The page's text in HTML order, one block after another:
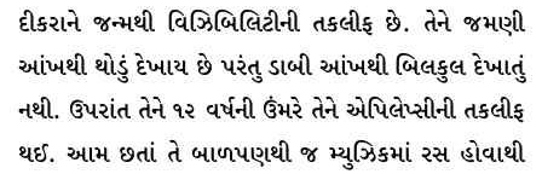
દીકરાને જન્મથી વિઝિબિલિટીની તકલીફ છે. તેને જમણી
આંખથી થોડું દેખાય છે પરંતુ ડાબી આંખથી બિલકુલ દેખાતું
નથી. ઉપરાંત તેને ૧૨ વર્ષની ઉંમરે તેને એપિલેપ્સીની તકલીફ
થઈ. આમ છતાં તે બાળપણથી જ મ્યુઝિકમાં રસ હોવાથી